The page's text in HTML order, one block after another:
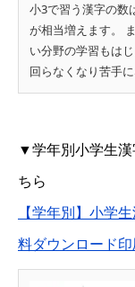
小3で習う漢字の数
が相当増えます。
い分野の学習もは
回らなくなり苦手
▼学年別小学生漢
ちら
【学年別】小学
料ダウンロード印